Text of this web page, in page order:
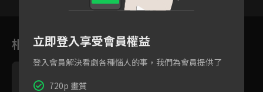
相關花絮
立即登入享受會員權益
登入會員解決看劇各種惱人的事，我們為會員提供了
720p 畫質